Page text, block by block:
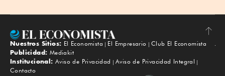
Subir
Nuestros Sitios: El Economista El Empresario
Club El Economista
Publicidad: Mediakit
Institucional: Aviso de Privacidad
Aviso de Privacidad Integral
Contacto